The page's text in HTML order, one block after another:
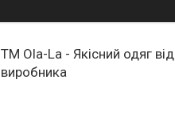
TM Ola-La - Якісний одяг від
виробника